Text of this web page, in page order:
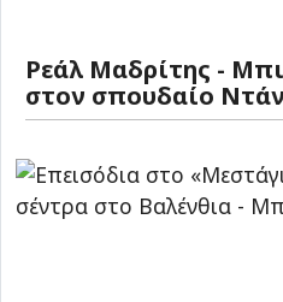
Ρεάλ Μαδρίτης -
στον σπουδαίο